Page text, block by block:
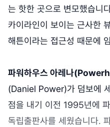
는 핫한 곳으로 변모했습니
카이라인이 보이는 근사한
해튼이라는 접근성 때문에
파워하우스 아레나
(Daniel Power)가 덤보에
점을 내기 이전 1995년에
독립출판사를 세웠습니다.